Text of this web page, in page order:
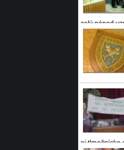
celý nápad
aj tlmočnícka